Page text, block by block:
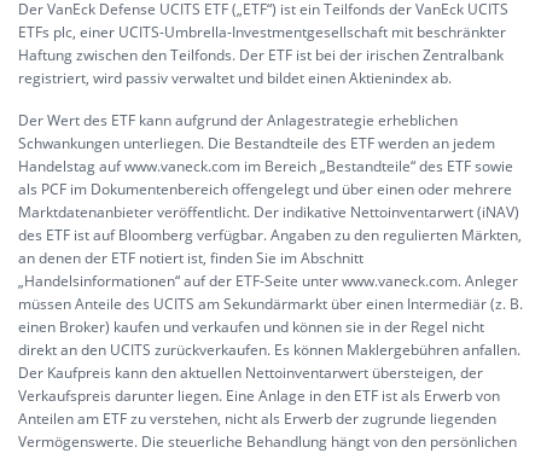
Der VanEck Defense UCITS ETF („ETF“) ist ein Teilfonds der VanEck UCITS
ETFs plc, einer UCITS-Umbrella-Investmentgesellschaft mit beschränkter
Haftung zwischen den Teilfonds. Der ETF ist bei der irischen Zentralbank
registriert, wird passiv verwaltet und bildet einen Aktienindex ab.
Der Wert des ETF kann aufgrund der Anlagestrategie erheblichen
Schwankungen unterliegen. Die Bestandteile des ETF werden an jedem
Handelstag auf www.vaneck.com im Bereich „Bestandteile“ des ETF sowie
als PCF im Dokumentenbereich offengelegt und über einen oder mehrere
Marktdatenanbieter veröffentlicht. Der indikative Nettoinventarwert (iNAV)
des ETF ist auf Bloomberg verfügbar. Angaben zu den regulierten Märkten,
an denen der ETF notiert ist, finden Sie im Abschnitt
„Handelsinformationen“ auf der ETF-Seite unter www.vaneck.com. Anleger
müssen Anteile des UCITS am Sekundärmarkt über einen Intermediär (z. B.
einen Broker) kaufen und verkaufen und können sie in der Regel nicht
direkt an den UCITS zurückverkaufen. Es können Maklergebühren anfallen.
Der Kaufpreis kann den aktuellen Nettoinventarwert übersteigen, der
Verkaufspreis darunter liegen. Eine Anlage in den ETF ist als Erwerb von
Anteilen am ETF zu verstehen, nicht als Erwerb der zugrunde liegenden
Vermögenswerte. Die steuerliche Behandlung hängt von den persönlichen